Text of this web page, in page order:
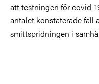
att testningen för covid-
antalet konstaterade fall
smittspridningen i